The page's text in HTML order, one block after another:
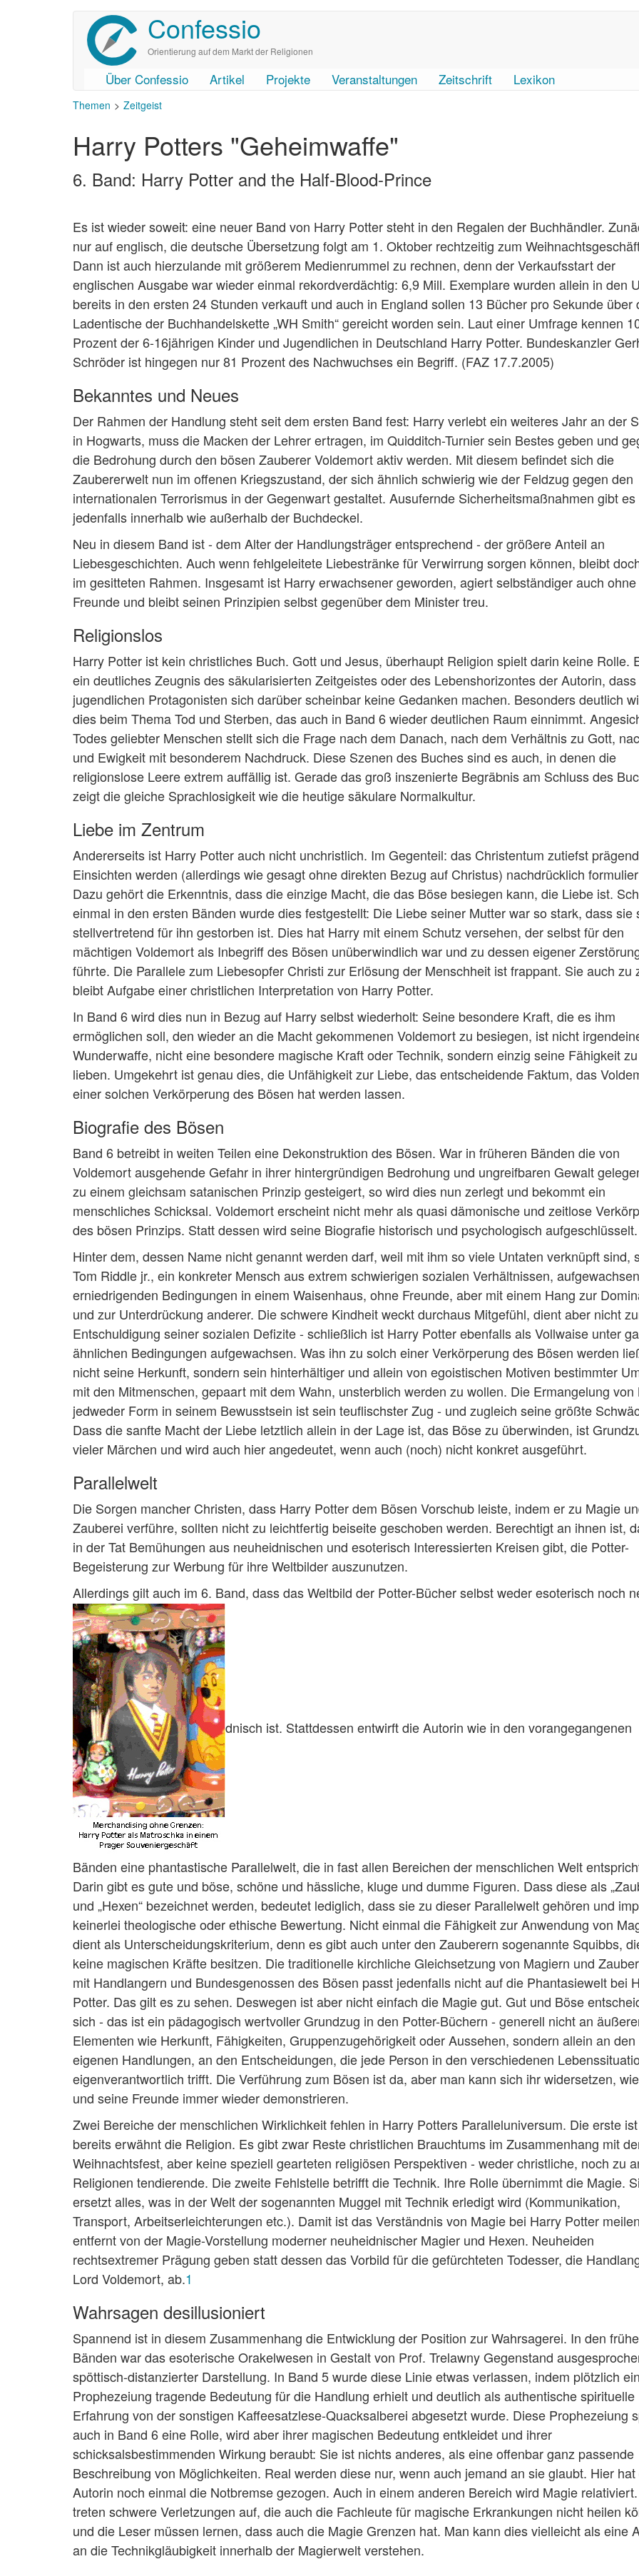
Confessio
Orientierung auf dem Markt der Religionen
User
account
menu
Main
navigation
Über Confessio Artikel Projekte Veranstaltungen Zeitschrift Lexikon
Themen Zeitgeist
Harry Potters "Geheimwaffe"
6. Band: Harry Potter and the Half-Blood-Prince
Es ist wieder soweit: eine neuer Band von Harry Potter steht in den Regalen der Buchhändler.
nur auf englisch, die deutsche Übersetzung folgt am 1. Oktober rechtzeitig zum
Dann ist auch hierzulande mit größerem Medienrummel zu rechnen, denn der Verkaufsstart der
englischen Ausgabe war wieder einmal rekordverdächtig: 6,9 Mill. Exemplare wurden allein in den
bereits in den ersten 24 Stunden verkauft und auch in England sollen 13 Bücher pro Sekunde über
Ladentische der Buchhandelskette „WH Smith“ gereicht worden sein. Laut einer Umfrage kennen
Prozent der 6-16jährigen Kinder und Jugendlichen in Deutschland Harry Potter. Bundeskanzler
Schröder ist hingegen nur 81 Prozent des Nachwuchses ein Begriff. (FAZ 17.7.2005)
Bekanntes und Neues
Der Rahmen der Handlung steht seit dem ersten Band fest: Harry verlebt ein weiteres Jahr an der
in Hogwarts, muss die Macken der Lehrer ertragen, im Quidditch-Turnier sein Bestes geben und
die Bedrohung durch den bösen Zauberer Voldemort aktiv werden. Mit diesem befindet sich die
Zaubererwelt nun im offenen Kriegszustand, der sich ähnlich schwierig wie der Feldzug gegen den
internationalen Terrorismus in der Gegenwart gestaltet. Ausufernde Sicherheitsmaßnahmen gibt es
jedenfalls innerhalb wie außerhalb der Buchdeckel.
Neu in diesem Band ist - dem Alter der Handlungsträger entsprechend - der größere Anteil an
Liebesgeschichten. Auch wenn fehlgeleitete Liebestränke für Verwirrung sorgen können, bleibt
im gesitteten Rahmen. Insgesamt ist Harry erwachsener geworden, agiert selbständiger auch
Freunde und bleibt seinen Prinzipien selbst gegenüber dem Minister treu.
Religionslos
Harry Potter ist kein christliches Buch. Gott und Jesus, überhaupt Religion spielt darin keine Rolle.
ein deutliches Zeugnis des säkularisierten Zeitgeistes oder des Lebenshorizontes der Autorin,
jugendlichen Protagonisten sich darüber scheinbar keine Gedanken machen. Besonders deutlich
dies beim Thema Tod und Sterben, das auch in Band 6 wieder deutlichen Raum einnimmt.
Todes geliebter Menschen stellt sich die Frage nach dem Danach, nach dem Verhältnis zu Gott,
und Ewigkeit mit besonderem Nachdruck. Diese Szenen des Buches sind es auch, in denen die
religionslose Leere extrem auffällig ist. Gerade das groß inszenierte Begräbnis am Schluss des
zeigt die gleiche Sprachlosigkeit wie die heutige säkulare Normalkultur.
Liebe im Zentrum
Andererseits ist Harry Potter auch nicht unchristlich. Im Gegenteil: das Christentum zutiefst
Einsichten werden (allerdings wie gesagt ohne direkten Bezug auf Christus) nachdrücklich
Dazu gehört die Erkenntnis, dass die einzige Macht, die das Böse besiegen kann, die Liebe ist.
einmal in den ersten Bänden wurde dies festgestellt: Die Liebe seiner Mutter war so stark, dass sie
stellvertretend für ihn gestorben ist. Dies hat Harry mit einem Schutz versehen, der selbst für den
mächtigen Voldemort als Inbegriff des Bösen unüberwindlich war und zu dessen eigener
führte. Die Parallele zum Liebesopfer Christi zur Erlösung der Menschheit ist frappant. Sie auch zu
bleibt Aufgabe einer christlichen Interpretation von Harry Potter.
In Band 6 wird dies nun in Bezug auf Harry selbst wiederholt: Seine besondere Kraft, die es ihm
ermöglichen soll, den wieder an die Macht gekommenen Voldemort zu besiegen, ist nicht
Wunderwaffe, nicht eine besondere magische Kraft oder Technik, sondern einzig seine Fähigkeit zu
lieben. Umgekehrt ist genau dies, die Unfähigkeit zur Liebe, das entscheidende Faktum, das
einer solchen Verkörperung des Bösen hat werden lassen.
Biografie des Bösen
Band 6 betreibt in weiten Teilen eine Dekonstruktion des Bösen. War in früheren Bänden die von
Voldemort ausgehende Gefahr in ihrer hintergründigen Bedrohung und ungreifbaren Gewalt
zu einem gleichsam satanischen Prinzip gesteigert, so wird dies nun zerlegt und bekommt ein
menschliches Schicksal. Voldemort erscheint nicht mehr als quasi dämonische und zeitlose
des bösen Prinzips. Statt dessen wird seine Biografie historisch und psychologisch aufgeschlüsselt.
Hinter dem, dessen Name nicht genannt werden darf, weil mit ihm so viele Untaten verknüpft sind,
Tom Riddle jr., ein konkreter Mensch aus extrem schwierigen sozialen Verhältnissen,
erniedrigenden Bedingungen in einem Waisenhaus, ohne Freunde, aber mit einem Hang zur
und zur Unterdrückung anderer. Die schwere Kindheit weckt durchaus Mitgefühl, dient aber nicht
Entschuldigung seiner sozialen Defizite - schließlich ist Harry Potter ebenfalls als Vollwaise unter
ähnlichen Bedingungen aufgewachsen. Was ihn zu solch einer Verkörperung des Bösen werden
nicht seine Herkunft, sondern sein hinterhältiger und allein von egoistischen Motiven bestimmter
mit den Mitmenschen, gepaart mit dem Wahn, unsterblich werden zu wollen. Die Ermangelung von
jedweder Form in seinem Bewusstsein ist sein teuflischster Zug - und zugleich seine größte
Dass die sanfte Macht der Liebe letztlich allein in der Lage ist, das Böse zu überwinden, ist
vieler Märchen und wird auch hier angedeutet, wenn auch (noch) nicht konkret ausgeführt.
Parallelwelt
Die Sorgen mancher Christen, dass Harry Potter dem Bösen Vorschub leiste, indem er zu Magie
Zauberei verführe, sollten nicht zu leichtfertig beiseite geschoben werden. Berechtigt an ihnen ist,
in der Tat Bemühungen aus neuheidnischen und esoterisch Interessierten Kreisen gibt, die Potter-
Begeisterung zur Werbung für ihre Weltbilder auszunutzen.
Allerdings gilt auch im 6. Band, dass das Weltbild der Potter-Bücher selbst weder esoterisch noch
dnisch ist. Stattdessen entwirft die Autorin wie in den vorangegangenen
Bänden eine phantastische Parallelwelt, die in fast allen Bereichen der menschlichen Welt
Darin gibt es gute und böse, schöne und hässliche, kluge und dumme Figuren. Dass diese als
und „Hexen“ bezeichnet werden, bedeutet lediglich, dass sie zu dieser Parallelwelt gehören und
keinerlei theologische oder ethische Bewertung. Nicht einmal die Fähigkeit zur Anwendung von
dient als Unterscheidungskriterium, denn es gibt auch unter den Zauberern sogenannte Squibbs,
keine magischen Kräfte besitzen. Die traditionelle kirchliche Gleichsetzung von Magiern und
mit Handlangern und Bundesgenossen des Bösen passt jedenfalls nicht auf die Phantasiewelt bei
Potter. Das gilt es zu sehen. Deswegen ist aber nicht einfach die Magie gut. Gut und Böse
sich - das ist ein pädagogisch wertvoller Grundzug in den Potter-Büchern - generell nicht an
Elementen wie Herkunft, Fähigkeiten, Gruppenzugehörigkeit oder Aussehen, sondern allein an den
eigenen Handlungen, an den Entscheidungen, die jede Person in den verschiedenen
eigenverantwortlich trifft. Die Verführung zum Bösen ist da, aber man kann sich ihr widersetzen,
und seine Freunde immer wieder demonstrieren.
Zwei Bereiche der menschlichen Wirklichkeit fehlen in Harry Potters Paralleluniversum. Die erste
bereits erwähnt die Religion. Es gibt zwar Reste christlichen Brauchtums im Zusammenhang mit
Weihnachtsfest, aber keine speziell gearteten religiösen Perspektiven - weder christliche, noch zu
Religionen tendierende. Die zweite Fehlstelle betrifft die Technik. Ihre Rolle übernimmt die Magie.
ersetzt alles, was in der Welt der sogenannten Muggel mit Technik erledigt wird (Kommunikation,
Transport, Arbeitserleichterungen etc.). Damit ist das Verständnis von Magie bei Harry Potter
entfernt von der Magie-Vorstellung moderner neuheidnischer Magier und Hexen. Neuheiden
rechtsextremer Prägung geben statt dessen das Vorbild für die gefürchteten Todesser, die
Lord Voldemort, ab.1
Wahrsagen desillusioniert
Spannend ist in diesem Zusammenhang die Entwicklung der Position zur Wahrsagerei. In den
Bänden war das esoterische Orakelwesen in Gestalt von Prof. Trelawny Gegenstand
spöttisch-distanzierter Darstellung. In Band 5 wurde diese Linie etwas verlassen, indem plötzlich
Prophezeiung tragende Bedeutung für die Handlung erhielt und deutlich als authentische spirituelle
Erfahrung von der sonstigen Kaffeesatzlese-Quacksalberei abgesetzt wurde. Diese Prophezeiung
auch in Band 6 eine Rolle, wird aber ihrer magischen Bedeutung entkleidet und ihrer
schicksalsbestimmenden Wirkung beraubt: Sie ist nichts anderes, als eine offenbar ganz passende
Beschreibung von Möglichkeiten. Real werden diese nur, wenn auch jemand an sie glaubt. Hier hat
Autorin noch einmal die Notbremse gezogen. Auch in einem anderen Bereich wird Magie
treten schwere Verletzungen auf, die auch die Fachleute für magische Erkrankungen nicht heilen
und die Leser müssen lernen, dass auch die Magie Grenzen hat. Man kann dies vielleicht als eine
an die Technikgläubigkeit innerhalb der Magierwelt verstehen.